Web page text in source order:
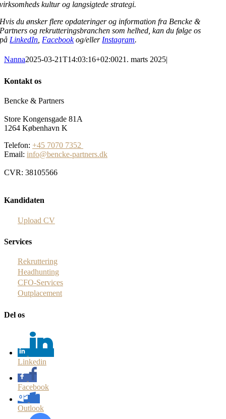
virksomheds kultur og langsigtede strategi.
Hvis du ønsker flere opdateringer og information fra Bencke &
Partners og rekrutteringsbranchen som helhed, kan du følge os
på LinkedIn Facebookog/eller Instagram.
Nanna2025-03-21T14:03:16+02:0021. marts 2025|
Kontakt os
Bencke & Partners
Store Kongensgade 81A
1264 København K
Telefon: +45 7070 7352
Email: info@bencke-partners.dk
CVR: 38105566
Kandidaten
Upload CV
Services
Rekruttering
Headhunting
CFO-Services
Outplacement
Del os
Linkedin
Facebook
Outlook